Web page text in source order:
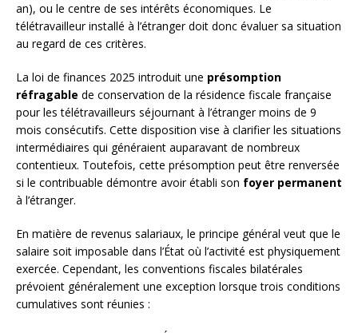
an), ou le centre de ses intérêts économiques. Le
télétravailleur installé à l’étranger doit donc évaluer sa situation
au regard de ces critères.
La loi de finances 2025 introduit une présomption
réfragable de conservation de la résidence fiscale française
pour les télétravailleurs séjournant à l’étranger moins de 9
mois consécutifs. Cette disposition vise à clarifier les situations
intermédiaires qui généraient auparavant de nombreux
contentieux. Toutefois, cette présomption peut être renversée
si le contribuable démontre avoir établi son foyer permanent
à l’étranger.
En matière de revenus salariaux, le principe général veut que le
salaire soit imposable dans l’État où l’activité est physiquement
exercée. Cependant, les conventions fiscales bilatérales
prévoient généralement une exception lorsque trois conditions
cumulatives sont réunies :